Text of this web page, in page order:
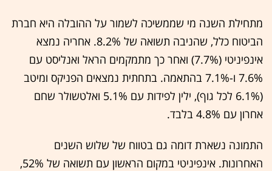
מתחילת השנה מי שממשיכה לשמור על ההובלה היא חברת
הביטוח כלל, שהניבה תשואה של 8.2%. אחריה נמצא
אינפיניטי (7.7%) ואחר כך מתמקמים הראל ואנליסט עם
7.6% ו-7.1% בהתאמה. בתחתית נמצאים הפניקס ומיטב
(6.1% לכל גוף), ילין לפידות עם 5.1% ואלטשולר שחם
אחרון עם 4.8% בלבד.
התמונה נשארת דומה גם בטווח של שלוש השנים
האחרונות. אינפיניטי במקום הראשון עם תשואה של 52%,